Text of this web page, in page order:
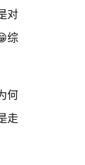
对
综
何
走